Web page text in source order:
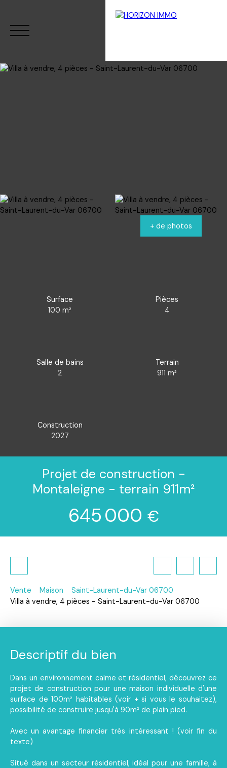
+ de photos
Surface
100m²
Pièces
4
Salle de bains
2
Terrain
911m²
Construction
2027
Projet de construction -
Montaleigne - terrain 911m²
645 000 €
Vente Maison
Saint-Laurent-du-Var 06700
Villa à vendre, 4 pièces - Saint-Laurent-du-Var 06700
Descriptif du bien
Dans un environnement calme et résidentiel, découvrez ce
projet de construction pour une maison individuelle d'une
surface de 100m² habitables (voir + si vous le souhaitez),
possibilité de construire jusqu'à 90m² de plain pied.
Avec un avantage financier très intéressant ! (voir fin du
texte)
Situé dans un secteur résidentiel, idéal pour une famille, à